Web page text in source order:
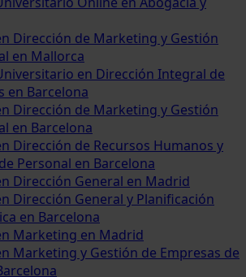
Dirección de Marketing y Gestión
en Mallorca
en Dirección Integral de
en Barcelona
Dirección de Marketing y Gestión
en Barcelona
Dirección de Recursos Humanos y
Personal en Barcelona
Dirección General en Madrid
Dirección General y Planificación
en Barcelona
Marketing en Madrid
Marketing y Gestión de Empresas de